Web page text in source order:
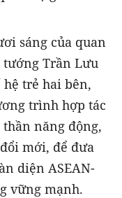
sáng của quan
tướng Trần Lưu
hệ trẻ hai bên,
trình hợp tác
năng động,
mới, để đưa
diện ASEAN-
vững mạnh.